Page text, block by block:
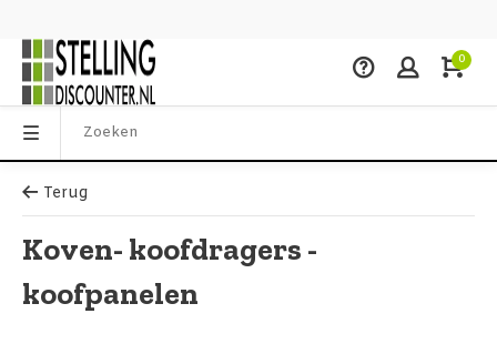
0
Terug
Koven- koofdragers -
koofpanelen